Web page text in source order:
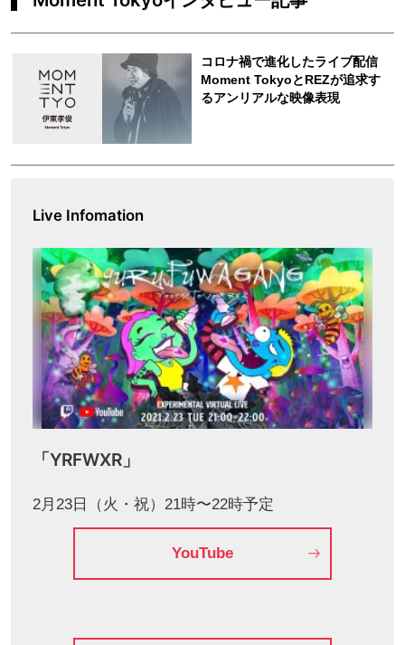
Live Infomation
「YRFWXR」
2月23日（火・祝）21時〜22時予定
YouTube